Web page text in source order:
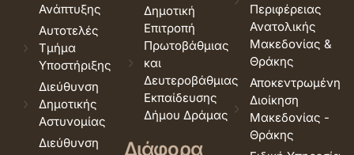
Ανάπτυξης
Αυτοτελές
Τμήμα
Υποστήριξης
Διεύθυνση
Δημοτικής
Αστυνομίας
Διεύθυνση
Δημοτική
Επιτροπή
Πρωτοβάθμιας
και
Δευτεροβάθμιας
Εκπαίδευσης
Δήμου Δράμας
Διάφορα
Περιφέρειας
Ανατολικής
Μακεδονίας &
Θράκης
Αποκεντρωμένη
Διοίκηση
Μακεδονίας -
Θράκης